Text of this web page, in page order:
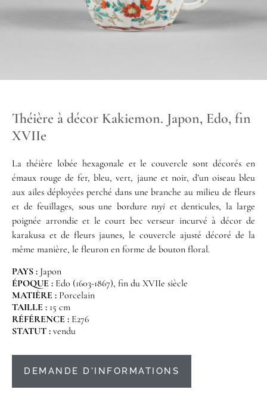
Théière à décor Kakiemon. Japon, Edo, fin
XVIIe
La théière lobée hexagonale et le couvercle sont décorés en
émaux rouge de fer, bleu, vert, jaune et noir, d’un oiseau bleu
aux ailes déployées perché dans une branche au milieu de fleurs
et de feuillages, sous une bordure ruyi et denticules, la large
poignée arrondie et le court bec verseur incurvé à décor de
karakusa et de fleurs jaunes, le couvercle ajusté décoré de la
même manière, le fleuron en forme de bouton floral.
PAYS : Japon
ÉPOQUE : Edo (1603-1867), fin du XVIIe siècle
MATIÈRE : Porcelain
TAILLE : 15 cm
RÉFÉRENCE : E276
STATUT : vendu
DEMANDE D'INFORMATIONS